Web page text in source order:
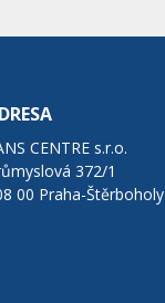
CENTRE s.r.o.
372/1
00 Praha-Štěrboholy